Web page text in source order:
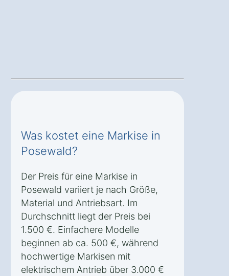
Was kostet eine Markise in
Posewald?
Der Preis für eine Markise in
Posewald variiert je nach Größe,
Material und Antriebsart. Im
Durchschnitt liegt der Preis bei
1.500 €. Einfachere Modelle
beginnen ab ca. 500 €, während
hochwertige Markisen mit
elektrischem Antrieb über 3.000 €